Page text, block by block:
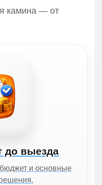
камина — от
до выезда
и основные